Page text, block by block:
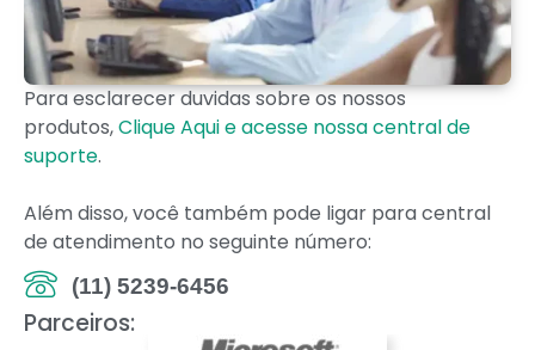
Para esclarecer duvidas sobre os nossos
produtos,Clique Aqui e acesse nossa central de
suporte.
Além disso, você também pode ligar para central
de atendimento no seguinte número:
(11) 5239-6456
Parceiros: